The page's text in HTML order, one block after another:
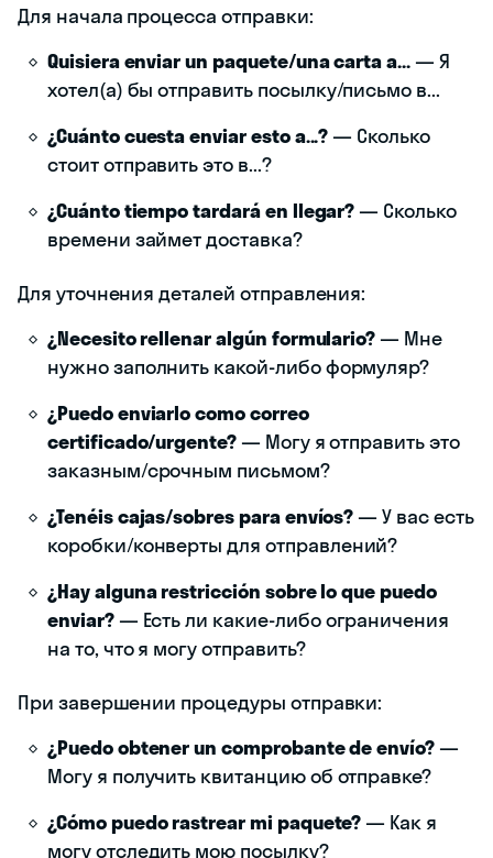
Для начала процесса отправки:
Quisiera enviar un paquete/una carta a...— Я
хотел(а) бы отправить посылку/письмо в...
¿Cuánto cuesta enviar esto a...?— Сколько
стоит отправить это в...?
¿Cuánto tiempo tardará en llegar?— Сколько
времени займет доставка?
Для уточнения деталей отправления:
¿Necesito rellenar algún formulario?— Мне
нужно заполнить какой-либо формуляр?
¿Puedo enviarlo como correo
certificado/urgente?— Могу я отправить это
заказным/срочным письмом?
¿Tenéis cajas/sobres para envíos?— У вас есть
коробки/конверты для отправлений?
¿Hay alguna restricción sobre lo que puedo
enviar?— Есть ли какие-либо ограничения
на то, что я могу отправить?
При завершении процедуры отправки:
¿Puedo obtener un comprobante de envío?—
Могу я получить квитанцию об отправке?
¿Cómo puedo rastrear mi paquete?— Как я
могу отследить мою посылку?